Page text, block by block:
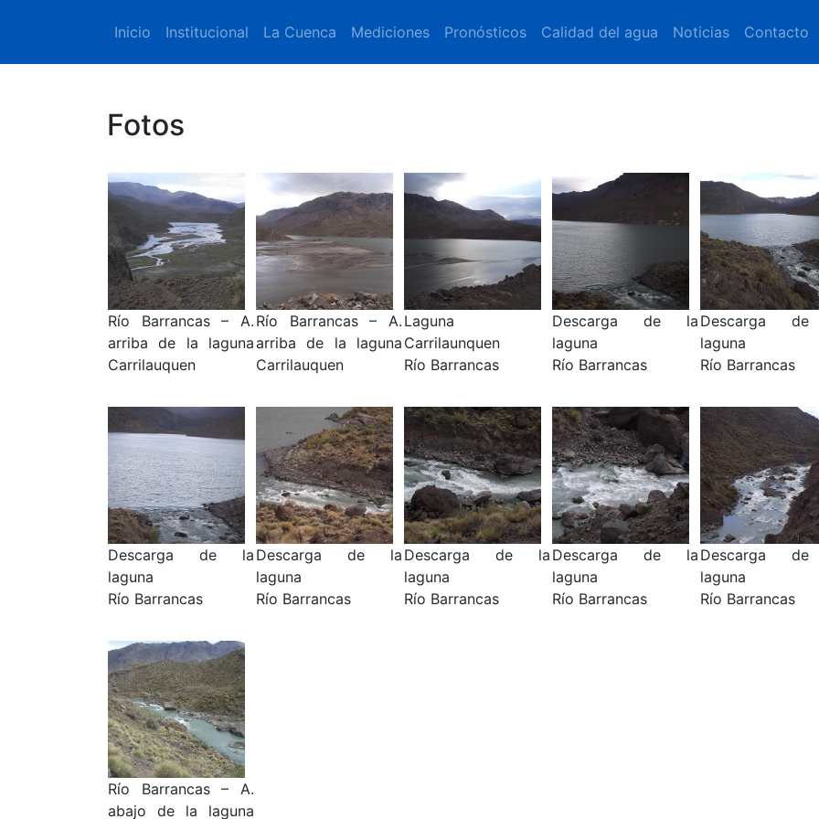
Inicio Institucional La Cuenca Mediciones Pronósticos Calidad del agua Noticias Contacto
Fotos
Río Barrancas – A.
arriba de la laguna
Carrilauquen
Río Barrancas – A.
arriba de la laguna
Carrilauquen
Laguna
Carrilaunquen
Río Barrancas
Descarga de la
laguna
Río Barrancas
Descarga
laguna
Río Barrancas
Descarga de la
laguna
Río Barrancas
Descarga de la
laguna
Río Barrancas
Descarga de la
laguna
Río Barrancas
Descarga de la
laguna
Río Barrancas
Descarga
laguna
Río Barrancas
Río Barrancas – A.
abajo de la laguna